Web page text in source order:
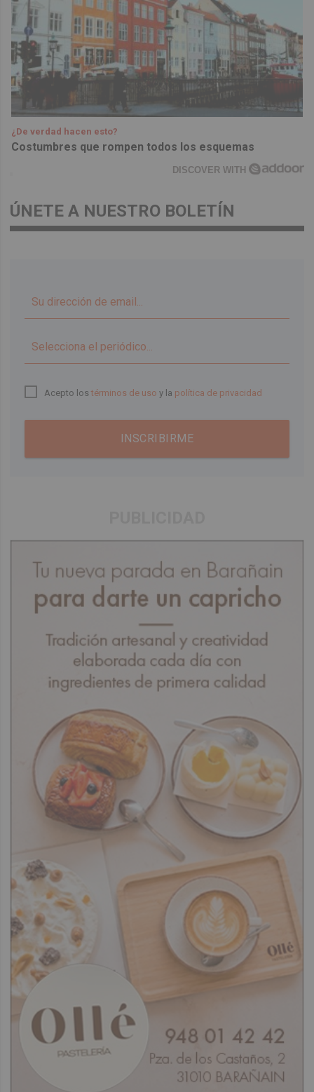
¿De verdad hacen esto?
Costumbres que rompen todos los esquemas
DISCOVER WITH
ÚNETE A NUESTRO BOLETÍN
Acepto lostérminos de uso y la política de privacidad
INSCRIBIRME